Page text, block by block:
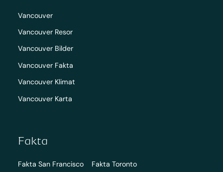
Vancouver
Vancouver Resor
Vancouver Bilder
Vancouver Fakta
Vancouver Klimat
Vancouver Karta
Fakta
Fakta San Francisco
Fakta Toronto